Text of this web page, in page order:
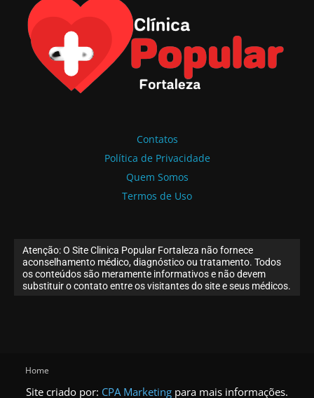
Contatos
Política de Privacidade
Quem Somos
Termos de Uso
Atenção: O Site Clinica Popular Fortaleza não fornece
aconselhamento médico, diagnóstico ou tratamento. Todos
os conteúdos são meramente informativos e não devem
substituir o contato entre os visitantes do site e seus médicos.
Home
Site criado por: CPA Marketing para mais informações.